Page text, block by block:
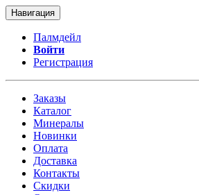
Навигация
Палмдейл
Войти
Регистрация
Заказы
Каталог
Минералы
Новинки
Оплата
Доставка
Контакты
Скидки